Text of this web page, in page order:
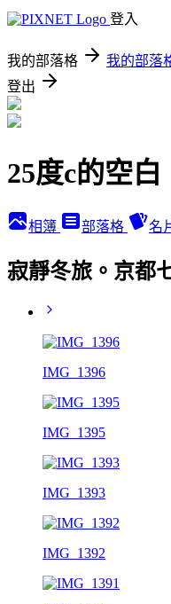
登入
我的部落格 我的部落
登出
25度c的空白
相簿 部落格 名
寂靜冬旅。京都
IMG_1396
IMG_1395
IMG_1393
IMG_1392